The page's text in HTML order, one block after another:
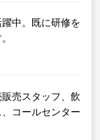
中。既に研修を
売スタッフ、飲
コールセンター